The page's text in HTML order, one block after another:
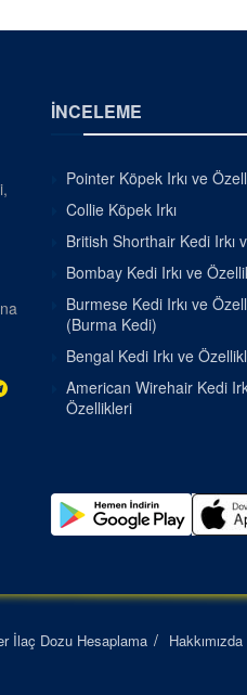
İNCELEME
Pointer Köpek Irkı ve
Collie Köpek Irkı
British Shorthair Kedi Irkı
Bombay Kedi Irkı ve
Burmese Kedi Irkı ve
(Burma Kedi)
Bengal Kedi Irkı ve
American Wirehair Kedi
Özellikleri
İlaç Dozu Hesaplama Hakkımızda